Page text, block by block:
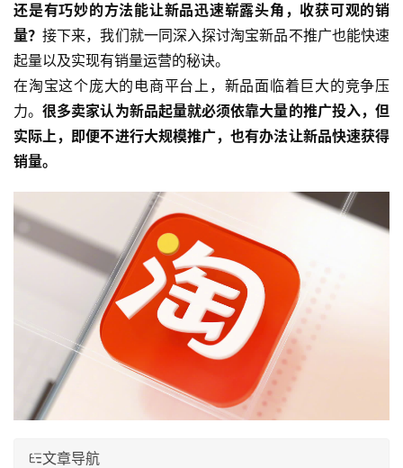
还是有巧妙的方法能让新品迅速崭露头角，收获可观的销
量？接下来，我们就一同深入探讨淘宝新品不推广也能快速
起量以及实现有销量运营的秘诀。
在淘宝这个庞大的电商平台上，新品面临着巨大的竞争压
力。很多卖家认为新品起量就必须依靠大量的推广投入，但
实际上，即便不进行大规模推广，也有办法让新品快速获得
销量。
文章导航